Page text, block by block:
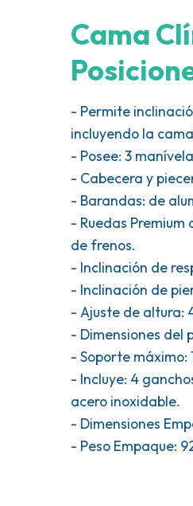
Cama
- Permite
incluyendo la
- Posee: 3
- Cabecera y
- Barandas: de
- Ruedas
de frenos.
- Inclinación de
- Inclinación de
- Ajuste de altura:
- Dimensiones del
- Soporte máximo:
- Incluye: 4
acero inoxidable.
- Dimensiones
- Peso Empaque: